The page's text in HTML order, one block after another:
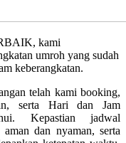
kami
umroh yang sudah
keberangkatan.
telah kami booking,
serta Hari dan Jam
Kepastian jadwal
dan nyaman, serta